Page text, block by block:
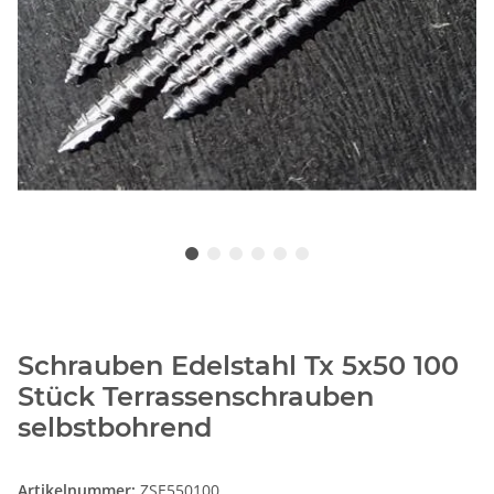
Schrauben Edelstahl Tx 5x50 100
Stück Terrassenschrauben
selbstbohrend
Artikelnummer: ZSE550100